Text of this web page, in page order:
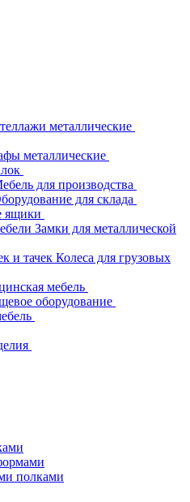
металлические
металлические
для производства
для склада
ящики
Замки для металлической
Колеса для грузовых
мебель
оборудование
полками